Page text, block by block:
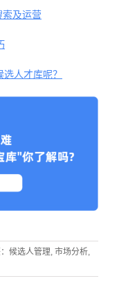
索及运营
人才库呢？
候选人管理 市场分析